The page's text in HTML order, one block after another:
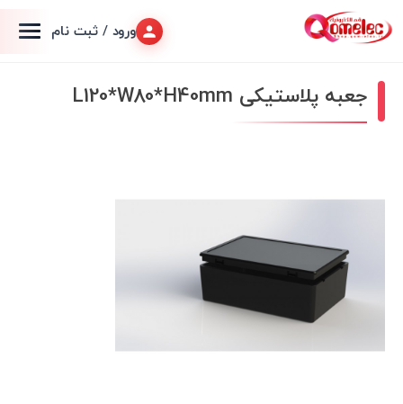
ورود / ثبت نام
جعبه پلاستیکی L120*W80*H40mm